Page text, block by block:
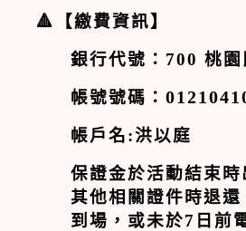
🔺
【繳費資訊】
銀行代號： 700桃園
帳號號碼：
帳戶名:洪以庭
保證金於活動結束
其他相關證件時退
到場，或未於7 日前